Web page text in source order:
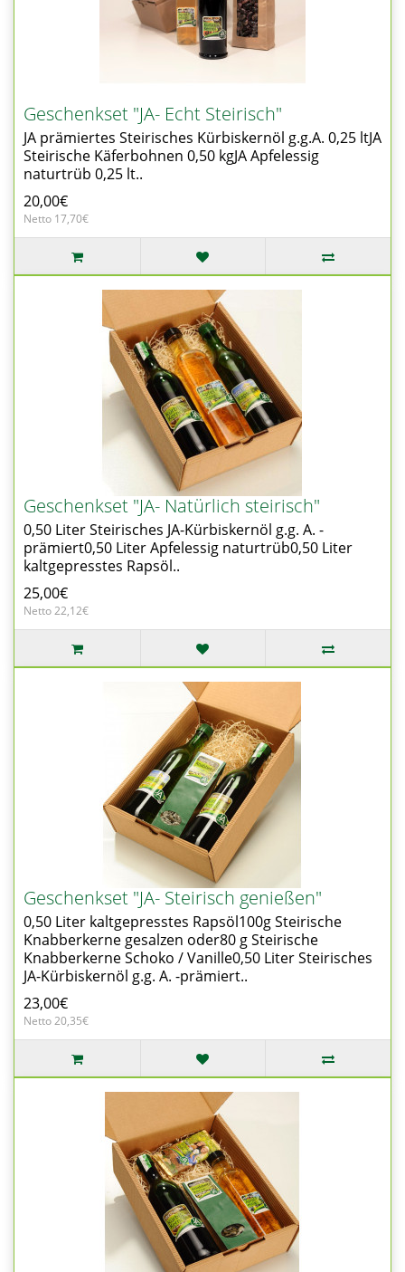
Geschenkset "JA- Echt Steirisch"
JA prämiertes Steirisches Kürbiskernöl g.g.A. 0,25 ltJA
Steirische Käferbohnen 0,50 kgJA Apfelessig
naturtrüb 0,25 lt..
20,00€
Netto 17,70€
Geschenkset "JA- Natürlich steirisch"
0,50 Liter Steirisches JA-Kürbiskernöl g.g. A. -
prämiert0,50 Liter Apfelessig naturtrüb0,50 Liter
kaltgepresstes Rapsöl..
25,00€
Netto 22,12€
Geschenkset "JA- Steirisch genießen"
0,50 Liter kaltgepresstes Rapsöl100g Steirische
Knabberkerne gesalzen oder80 g Steirische
Knabberkerne Schoko / Vanille0,50 Liter Steirisches
JA-Kürbiskernöl g.g. A. -prämiert..
23,00€
Netto 20,35€